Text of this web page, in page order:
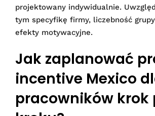
projektowany indywidualnie.
tym specyfikę firmy, liczebność
efekty motywacyjne.
Jak zaplanować
incentive Mexico
pracowników krok